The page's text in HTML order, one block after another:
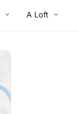
A Loft